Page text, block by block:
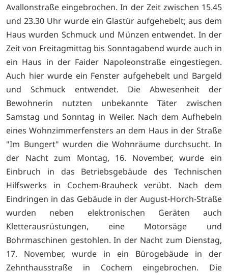
Avallonstraße eingebrochen. In der Zeit zwischen 15.45
und 23.30 Uhr wurde ein Glastür aufgehebelt; aus dem
Haus wurden Schmuck und Münzen entwendet. In der
Zeit von Freitagmittag bis Sonntagabend wurde auch in
ein Haus in der Faider Napoleonstraße eingestiegen.
Auch hier wurde ein Fenster aufgehebelt und Bargeld
und Schmuck entwendet. Die Abwesenheit der
Bewohnerin nutzten unbekannte Täter zwischen
Samstag und Sonntag in Weiler. Nach dem Aufhebeln
eines Wohnzimmerfensters an dem Haus in der Straße
"Im Bungert" wurden die Wohnräume durchsucht. In
der Nacht zum Montag, 16. November, wurde ein
Einbruch in das Betriebsgebäude des Technischen
Hilfswerks in Cochem-Brauheck verübt. Nach dem
Eindringen in das Gebäude in der August-Horch-Straße
wurden neben elektronischen Geräten auch
Kletterausrüstungen, eine Motorsäge und
Bohrmaschinen gestohlen. In der Nacht zum Dienstag,
17. November, wurde in ein Bürogebäude in der
Zehnthausstraße in Cochem eingebrochen. Die